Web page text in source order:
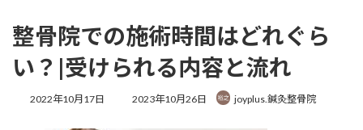
整骨院での施術時間はどれぐら
い？|受けられる内容と流れ
2022年10月17日
最
2023年10月26日 joyplus.鍼灸整骨院